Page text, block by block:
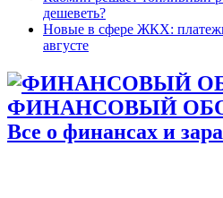
дешеветь?
Новые в сфере ЖКХ:
августе
ФИНАНСОВЫЙ
Все о финансах и